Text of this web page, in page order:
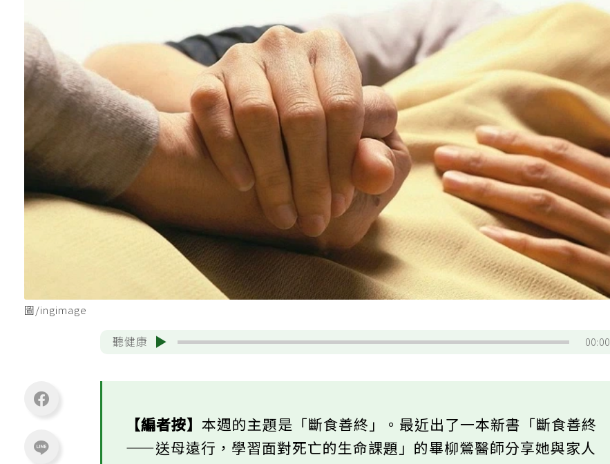
圖/ingimage
聽健康 00:00
【編者按】本週的主題是「斷食善終」。最近出了一本新書「斷食善終
——送母遠行，學習面對死亡的生命課題」的畢柳鶯醫師分享她與家人